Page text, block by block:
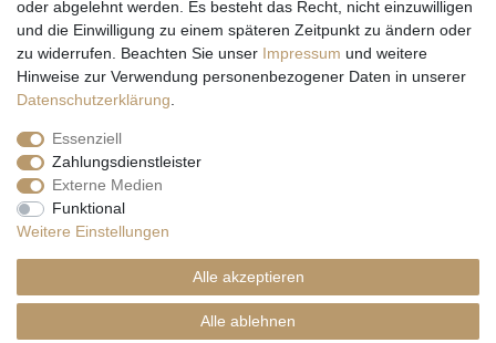
* Alle Preise inkl. gesetzl. Mehrwertsteuer zzgl. Versandkosten und ggf.
Nachnahmegebühren, wenn nicht anders beschrieben
Länder
hier
© Copyright 2026 Natur & Trendshop. Alle Rechte vorbehalten.
oder abgelehnt werden. Es besteht das Recht, nicht einzuwilligen
und die Einwilligung zu einem späteren Zeitpunkt zu ändern oder
zu widerrufen. Beachten Sie unser Impressum und weitere
Hinweise zur Verwendung personenbezogener Daten in unserer
Daten­schutz­erklärung
Essenziell
Zahlungsdienstleister
Externe Medien
Funktional
Weitere Einstellungen
Alle akzeptieren
Alle ablehnen